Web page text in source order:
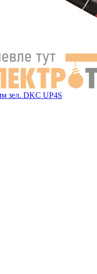
зел. DKC UP4S